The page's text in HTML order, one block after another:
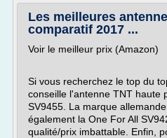
Les meilleures
comparatif 2017 ...
Voir le meilleur prix (Amazon)
Si vous recherchez le top du
conseille l'antenne TNT haute
SV9455. La marque
également la One For All
qualité/prix imbattable. Enfin,